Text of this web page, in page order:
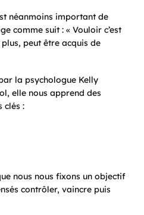
néanmoins important de
comme suit : « Vouloir c’est
peut être acquis de
la psychologue Kelly
, elle nous apprend des
clés :
nous nous fixons un objectif
contrôler, vaincre puis